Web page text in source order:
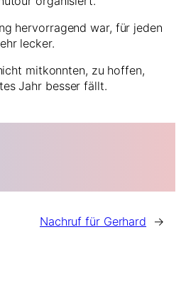
hervorragend war, für jeden
lecker.
mitkonnten, zu hoffen,
Jahr besser fällt.
Nachruf für Gerhard →